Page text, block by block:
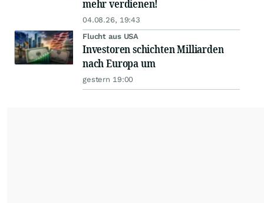
mehr verdienen!
04.08.26, 19:43
Flucht aus USA
Investoren schichten Milliarden
nach Europa um
gestern 19:00